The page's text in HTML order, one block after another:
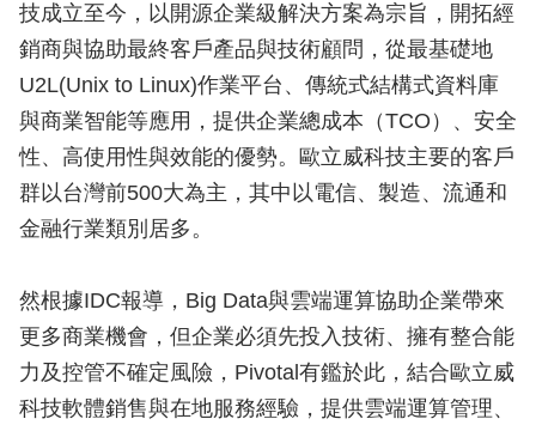
技成立至今，以開源企業級解決方案為宗旨，開拓經
銷商與協助最終客戶產品與技術顧問，從最基礎地
U2L(Unix to Linux)作業平台、傳統式結構式資料庫
與商業智能等應用，提供企業總成本（TCO）、安全
性、高使用性與效能的優勢。歐立威科技主要的客戶
群以台灣前500大為主，其中以電信、製造、流通和
金融行業類別居多。
然根據IDC報導，Big Data與雲端運算協助企業帶來
更多商業機會，但企業必須先投入技術、擁有整合能
力及控管不確定風險，Pivotal有鑑於此，結合歐立威
科技軟體銷售與在地服務經驗，提供雲端運算管理、